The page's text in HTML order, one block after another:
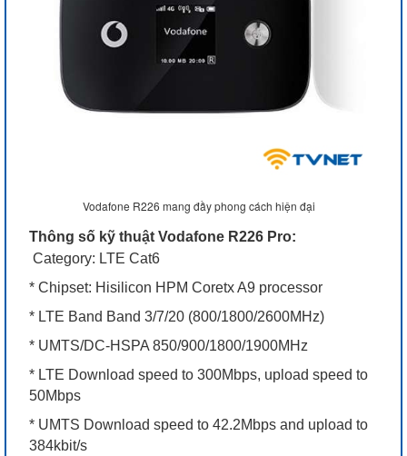
Vodafone R226 mang đầy phong cách hiện đại
Thông số kỹ thuật Vodafone R226 Pro:
Category: LTE Cat6
* Chipset: Hisilicon HPM Coretx A9 processor
* LTE Band Band 3/7/20 (800/1800/2600MHz)
* UMTS/DC-HSPA 850/900/1800/1900MHz
* LTE Download speed to 300Mbps, upload speed to
50Mbps
* UMTS Download speed to 42.2Mbps and upload to
384kbit/s